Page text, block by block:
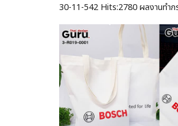
30-11-542 Hits:2780 ผลงานทำก